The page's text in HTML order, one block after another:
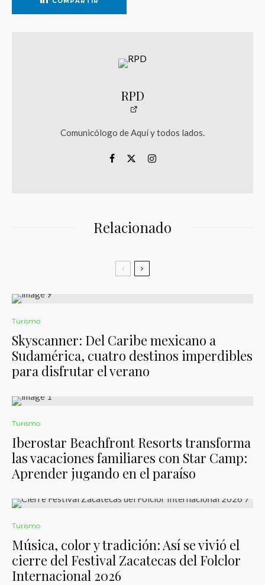
RPD
Comunicólogo de Aquí y todos lados.
Relacionado
Turismo
Skyscanner: Del Caribe mexicano a
Sudamérica, cuatro destinos imperdibles
para disfrutar el verano
Turismo
Iberostar Beachfront Resorts transforma
las vacaciones familiares con Star Camp:
Aprender jugando en el paraíso
Turismo
Música, color y tradición: Así se vivió el
cierre del Festival Zacatecas del Folclor
Internacional 2026